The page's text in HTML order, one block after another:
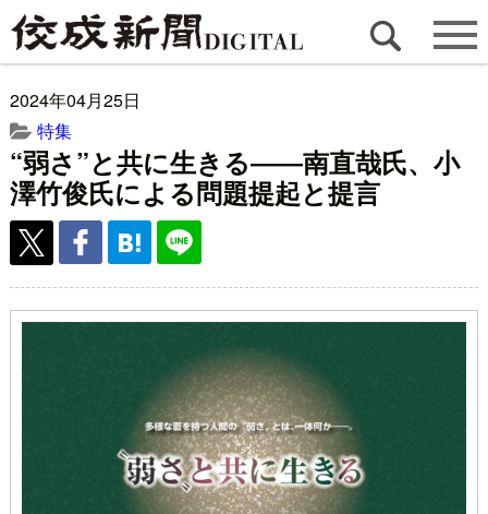
2024年04月25日
特集
“弱さ”と共に生きる――南直哉氏、小
澤竹俊氏による問題提起と提言